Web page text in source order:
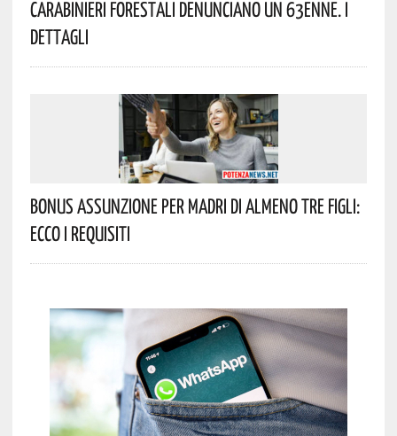
Carabinieri Forestali Denunciano Un 63enne. I
Dettagli
Bonus Assunzione Per Madri Di Almeno Tre Figli:
Ecco I Requisiti